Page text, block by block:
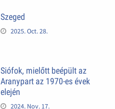
Szeged
2025. Oct. 28.
Siófok, mielőtt beépült az
Aranypart az 1970-es évek
elején
2024. Nov. 17.